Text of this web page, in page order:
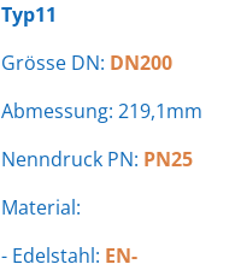
Typ11
Grösse DN: DN200
Abmessung: 219,1mm
Nenndruck PN: PN25
Material:
- Edelstahl: EN-